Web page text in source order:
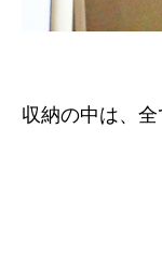
収納の中は、全